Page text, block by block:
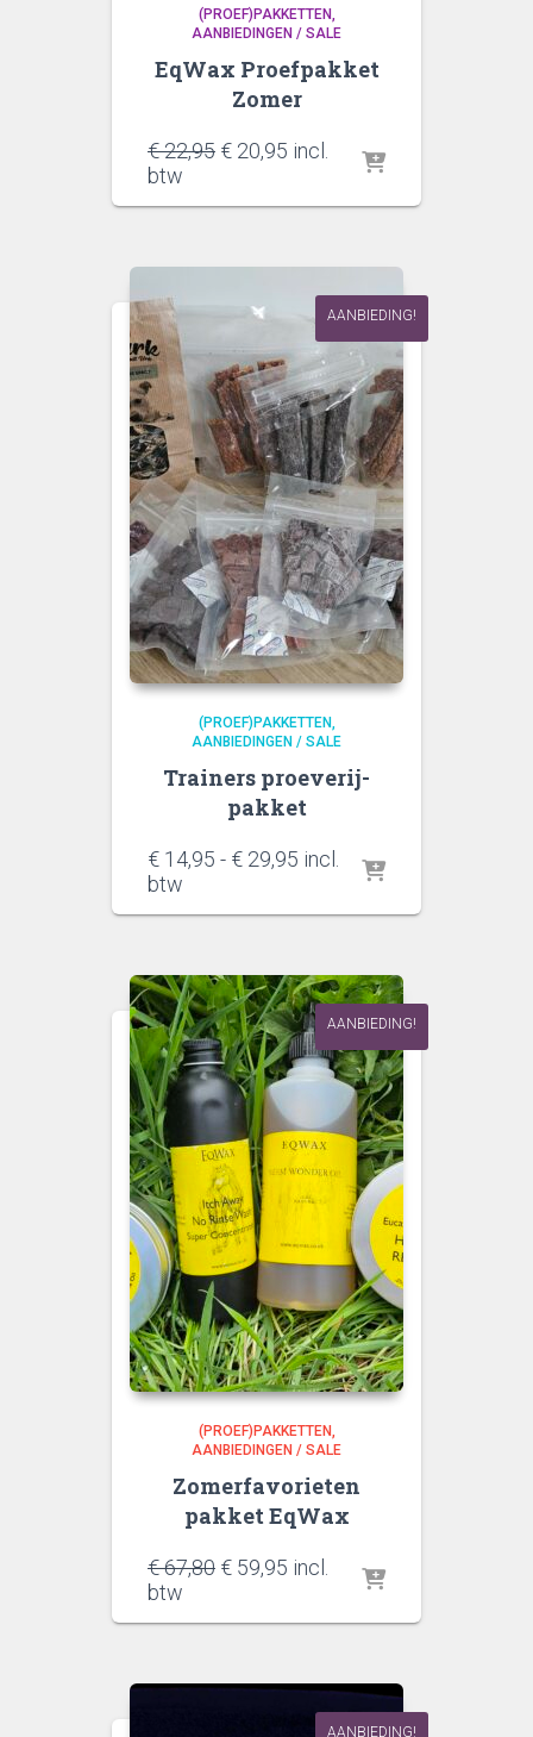
(PROEF)PAKKETTEN
AANBIEDINGEN / SALE
EqWax Proefpakket
Zomer
€22,95 Oorspronkelijke
€ 20,95 Huidige
incl.
btw
AANBIEDING!
(PROEF)PAKKETTEN
AANBIEDINGEN / SALE
Trainers proeverij-
pakket
€ 14,95 - € 29,95 Prijsklasse:
incl.
btw
AANBIEDING!
(PROEF)PAKKETTEN
AANBIEDINGEN / SALE
Zomerfavorieten
pakket EqWax
€67,80 Oorspronkelijke
€ 59,95 Huidige
incl.
btw
AANBIEDING!